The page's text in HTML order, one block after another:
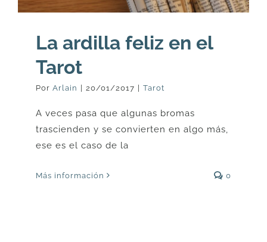
Carrito
La ardilla feliz en el
Tarot
Por Arlain | 20/01/2017 | Tarot
A veces pasa que algunas bromas
trascienden y se convierten en algo más,
ese es el caso de la
Más información 0